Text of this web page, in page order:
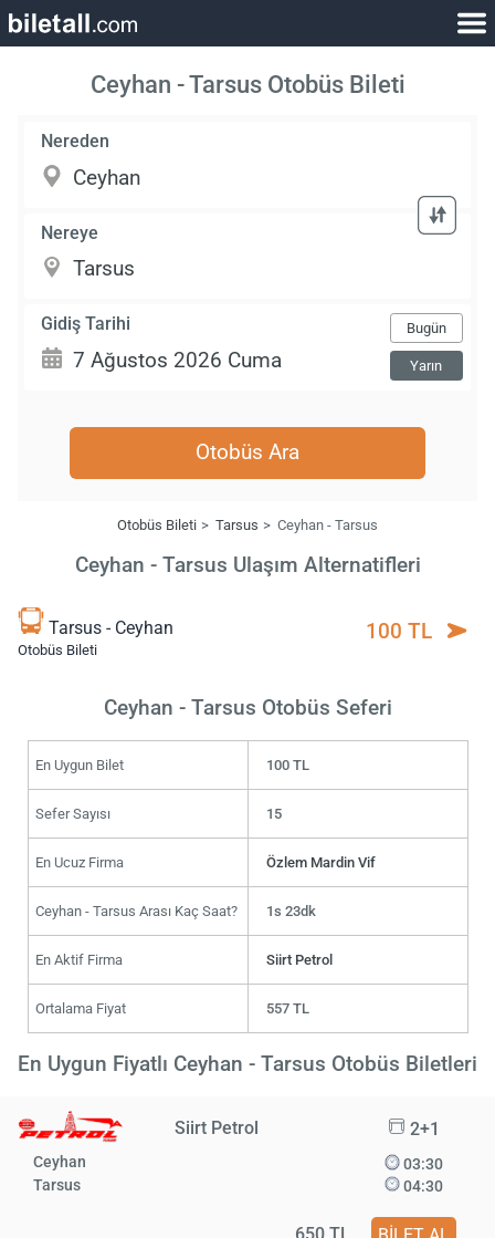
Ceyhan - Tarsus Otobüs Bileti
Nereden
Nereye
Gidiş Tarihi Bugün
Yarın
Otobüs Ara
Otobüs Bileti Tarsus Ceyhan - Tarsus
Ceyhan - Tarsus Ulaşım Alternatifleri
Tarsus - Ceyhan
Otobüs Bileti
100 TL
Ceyhan - Tarsus Otobüs Seferi
En Uygun Bilet 100 TL
Sefer Sayısı 15
En Ucuz Firma Özlem Mardin Vif
Ceyhan - Tarsus Arası Kaç Saat? 1s 23dk
En Aktif Firma Siirt Petrol
Ortalama Fiyat 557 TL
En Uygun Fiyatlı Ceyhan - Tarsus Otobüs Biletleri
Siirt Petrol 2+1
Ceyhan
Tarsus
03:30
04:30